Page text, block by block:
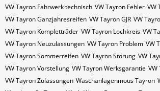
VW Tayron Fahrwerk technisch VW Tayron Fehler VW
VW Tayron Ganzjahresreifen VW Tayron GJR VW
VW Tayron Kompletträder VW Tayron Lochkreis VW
VW Tayron Neuzulassungen VW Tayron Problem VW
VW Tayron Sommerreifen VW Tayron Störung VW
VW Tayron Vorstellung VW Tayron Werksgarantie VW
VW Tayron Zulassungen Waschanlagenmous Tayron